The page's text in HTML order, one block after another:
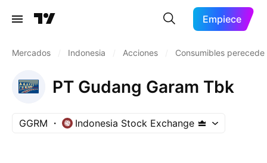
Empiece
Mercados Indonesia Acciones Consumibles
PT Gudang Garam Tbk
GGRM Indonesia Stock Exchange